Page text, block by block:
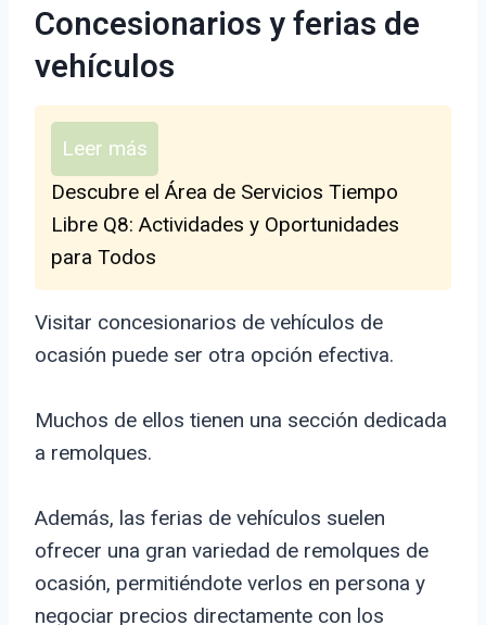
Concesionarios y ferias de
vehículos
Leer más
Descubre el Área de Servicios Tiempo
Libre Q8: Actividades y Oportunidades
para Todos
Visitar concesionarios de vehículos de
ocasión puede ser otra opción efectiva.
Muchos de ellos tienen una sección dedicada
a remolques.
Además, las ferias de vehículos suelen
ofrecer una gran variedad de remolques de
ocasión, permitiéndote verlos en persona y
negociar precios directamente con los